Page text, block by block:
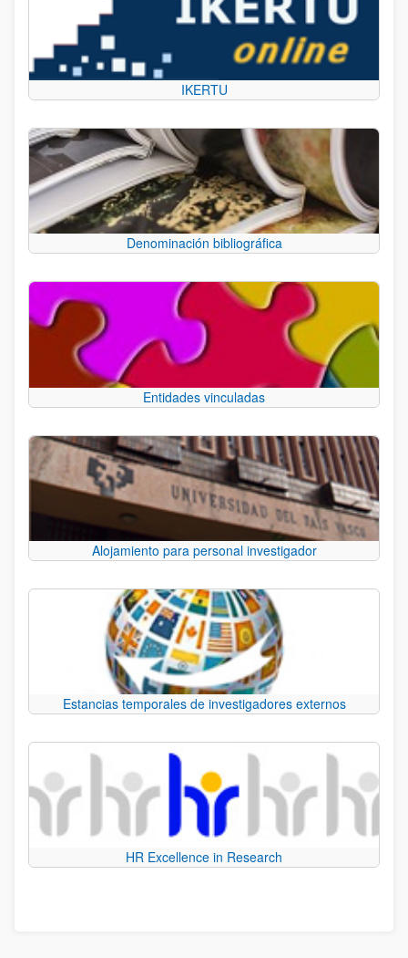
IKERTU
Denominación bibliográfica
Entidades vinculadas
Alojamiento para personal investigador
Estancias temporales de investigadores externos
HR Excellence in Research